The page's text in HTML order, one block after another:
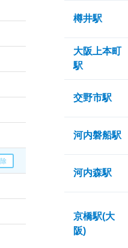
樽井駅
大阪上本町
駅
交野市駅
河内磐船駅
河内森駅
京橋駅(大
阪)